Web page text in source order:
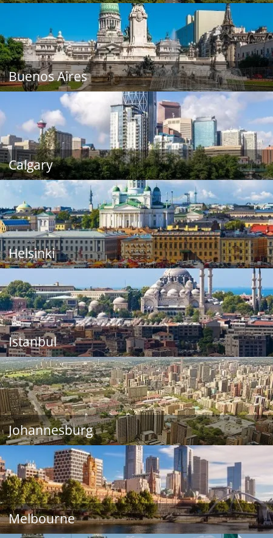
Buenos Aires
Calgary
Helsinki
Istanbul
Johannesburg
Melbourne